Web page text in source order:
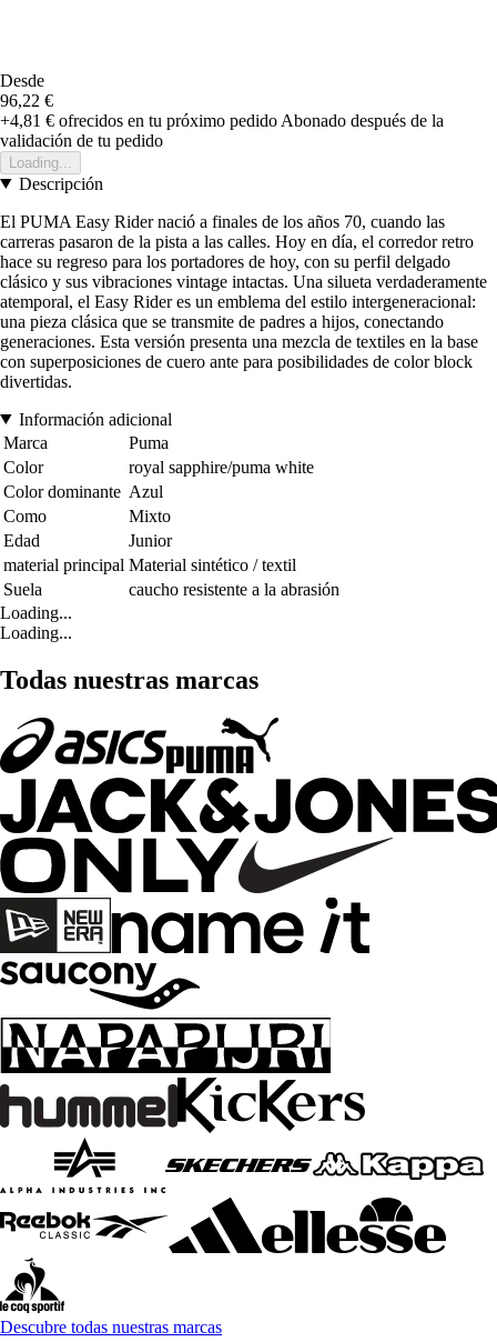
Desde
96,22 €
+4,81 € ofrecidos en tu próximo pedido Abonado después de la
validación de tu pedido
Loading...
Descripción
El PUMA Easy Rider nació a finales de los años 70, cuando las
carreras pasaron de la pista a las calles. Hoy en día, el corredor retro
hace su regreso para los portadores de hoy, con su perfil delgado
clásico y sus vibraciones vintage intactas. Una silueta verdaderamente
atemporal, el Easy Rider es un emblema del estilo intergeneracional:
una pieza clásica que se transmite de padres a hijos, conectando
generaciones. Esta versión presenta una mezcla de textiles en la base
con superposiciones de cuero ante para posibilidades de color block
divertidas.
Información adicional
Marca
Puma
Color
royal sapphire/puma white
Color dominante Azul
Como
Mixto
Edad
Junior
material principal Material sintético / textil
Suela
caucho resistente a la abrasión
Loading...
Loading...
Todas nuestras marcas
Descubre todas nuestras marcas